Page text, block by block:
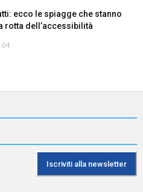
ecco le spiagge che stanno
rotta dell’accessibilità